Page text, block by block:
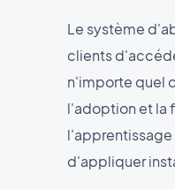
Le système
clients
n'importe quel
l'adoption et la
l'apprentissage
d'appliquer